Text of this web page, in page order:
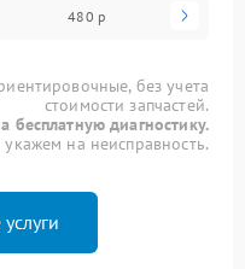
480 р
без учета
стоимости запчастей.
бесплатную диагностику.
на неисправность.